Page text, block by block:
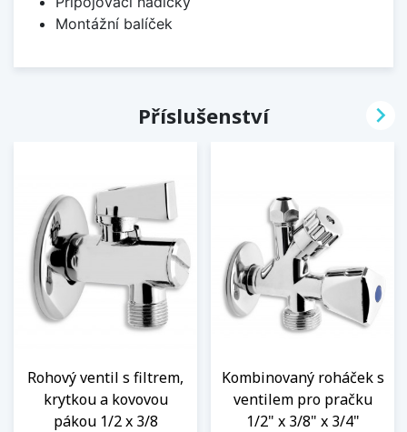
Montážní balíček
Příslušenství
Rohový ventil s filtrem,
krytkou a kovovou
pákou 1/2 x 3/8
Kombinovaný roháček s
ventilem pro pračku
1/2" x 3/8" x 3/4"
